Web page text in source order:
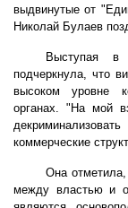
выдвинутые от
Николай Булаев
Выступая в
подчеркнула, что
высоком уровне
органах. "На мой
коммерческие
Она
между властью и